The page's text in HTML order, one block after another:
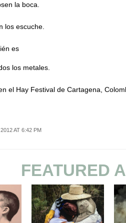
la boca.
los escuche.
es
los metales.
el Hay Festival de Cartagena,
AT 6:42 PM
FEATURED